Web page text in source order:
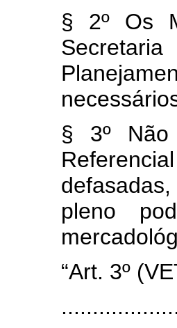
§ 2º Os
§ 3º Não
pleno
“Art. 3º